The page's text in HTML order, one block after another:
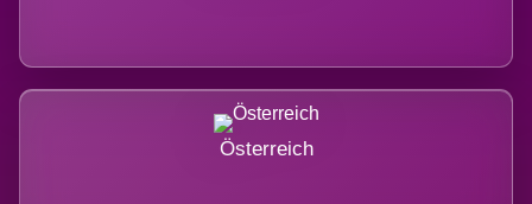
Österreich